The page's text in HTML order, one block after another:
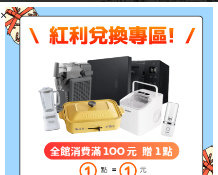
列印速度(彩色/黑白)
黑白（A4，標準）：最多達 27 ppm；黑
第一頁輸出時間
黑白（A4，待機）：最快達 9.7 秒；彩
黑白（最佳）：600 x 600 dpi，最高達
600 增強 dpi。彩色（最佳）：600 x
最高達 38,400 x 600 增強 dpi。
處理器 (MHz) 1200 MHz
標準 / 最大記憶(MB) 標準：512 MB NAND Flash，512 MB
紙張輸入 50 張多用途紙匣，250 張紙匣
150 張出紙槽